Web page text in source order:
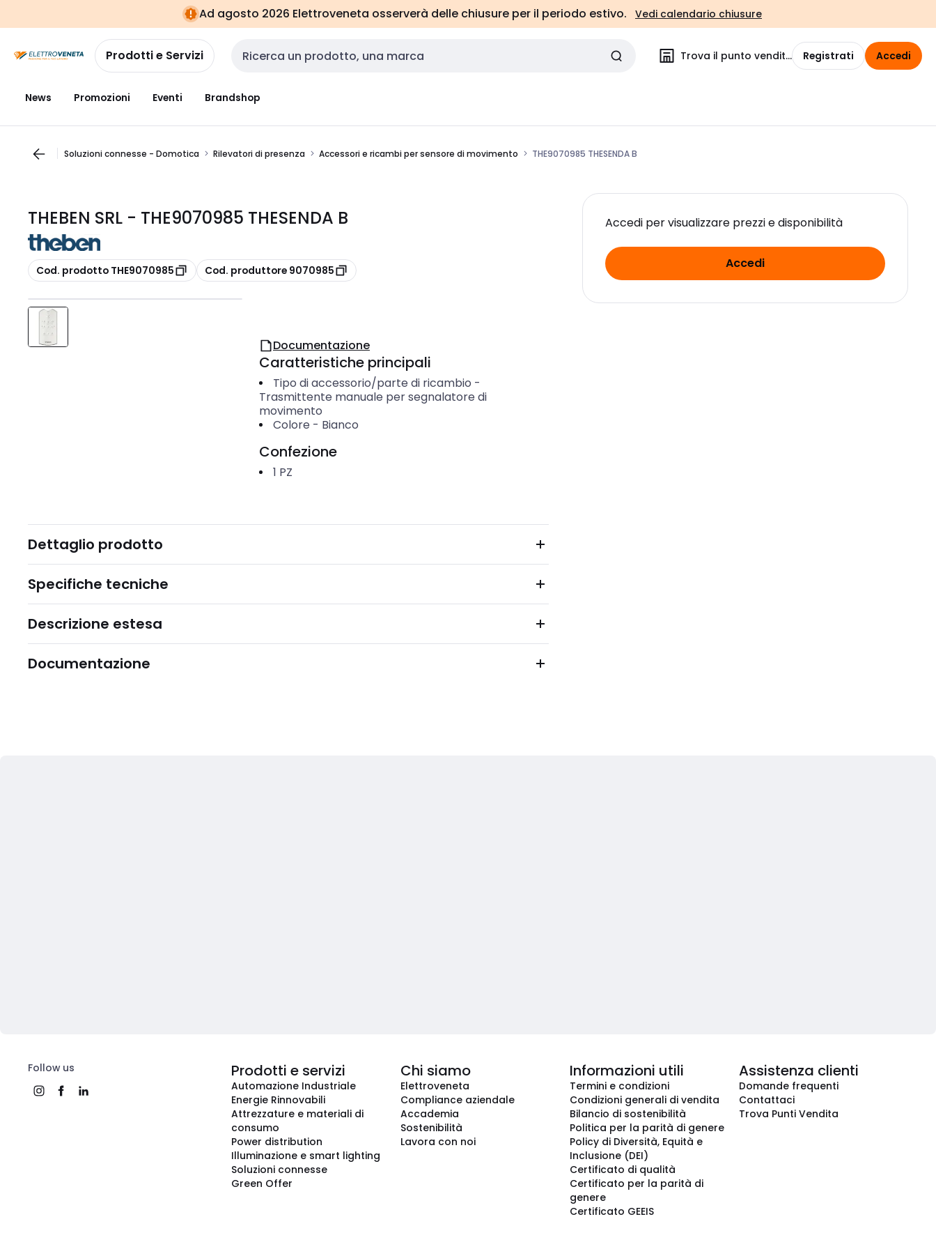
navigazionealla
pagina
Ad agosto 2026 Elettroveneta osserverà delle chiusure per il periodo estivo. Vedi calendario chiusure
Prodotti e Servizi Cerca input Trova il punto vendita Registrati Accedi
News Promozioni Eventi Brandshop
Soluzioni connesse - Domotica Rilevatori di presenza Accessori e ricambi per sensore di movimento THE9070985 THESENDA B
THEBEN SRL - THE9070985 THESENDA B
copia
Cod. prodotto THE9070985 copia
Cod. produttore 9070985
Accedi per visualizzare prezzi e disponibilità
Accedi
Documentazione
Caratteristiche principali
Tipo di accessorio/parte di ricambio -
Trasmittente manuale per segnalatore di
movimento
Colore - Bianco
Confezione
1 PZ
Dettaglio prodotto
Specifiche tecniche
Descrizione estesa
Documentazione
Follow us Prodotti e servizi
Automazione Industriale
Energie Rinnovabili
Attrezzature e materiali di
consumo
Power distribution
Illuminazione e smart lighting
Soluzioni connesse
Green Offer
Chi siamo
Elettroveneta
Compliance aziendale
Accademia
Sostenibilità
Lavora con noi
Informazioni utili
Termini e condizioni
Condizioni generali di vendita
Bilancio di sostenibilità
Politica per la parità di genere
Policy di Diversità, Equità e
Inclusione (DEI)
Certificato di qualità
Certificato per la parità di
genere
Certificato GEEIS
Assistenza clienti
Domande frequenti
Contattaci
Trova Punti Vendita